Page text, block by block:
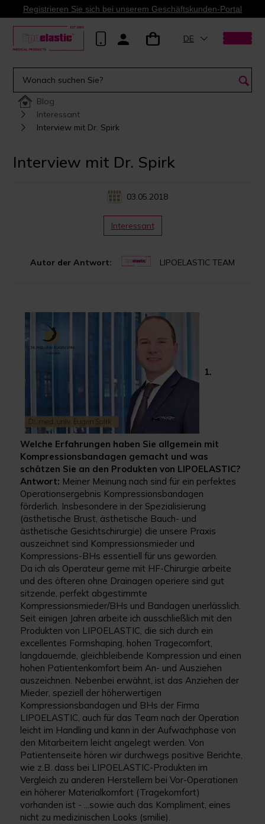
Registrieren Sie sich bei unserem Geschäftskunden-Portal
DE
Blog
Interessant
Interview mit Dr. Spirk
Interview mit Dr. Spirk
03.05.2018
Autor der Antwort: LIPOELASTIC TEAM
Interessant
1.
Welche Erfahrungen haben Sie allgemein mit
Kompressionsbandagen gemacht und was
schätzen Sie an den Produkten von LIPOELASTIC?
Antwort: Meiner Meinung nach sind für ein perfektes
Operationsergebnis Kompressionsbandagen
förderlich. Insbesondere in der Spezialisierung
(ästhetische Brust, ästhetische Bauch- und
ästhetische Gesichtschirurgie) die unsere Praxis
auszeichnet sind Kompressionsmieder und
Kompressions-BHs essentiell für uns geworden.
Da ich als Operateur gerne mit HF-Chirurgie arbeite
und des öfteren ohne Drainagen operiere sind gut
sitzende, perfekt abgestimmte
Kompressionsmieder/BHs und Bandagen unerlässlich.
Seit einigen Jahren arbeite ich ausschließlich mit den
Produkten von LIPOELASTIC, die sich durch ein
excellentes Formshaping, hohen Tragecomfort,
langdauernde, gleichbleibende Kompression und einen
hohen Patientenkomfort beim An- und Ausziehen
auszeichnen. Nebenbei erwähnt, ist das Anziehen der
Mieder, speziell der höherwertigen
Kompressionsbandagen und BHs der Firma
LIPOELASTIC, auch für das Team nach der Operation
leicht im Handling und kann in der Aufwachphase von
den Mitarbeitern leicht angelegt werden. Von
Patientenseite hören wir durchwegs positive Berichte,
wie z.B. dass bei LIPOELASTIC-Produkten im
Vergleich zu anderen Herstellern bei Vor-Operationen
ein höherer Materialkomfort (Tragekomfort)
vorhanden ist - ...sowie auch das Kompliment, eines
nicht zu medizinischen Looks (smilie).